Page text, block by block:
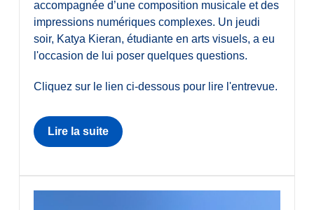
accompagnée d’une composition musicale et des
impressions numériques complexes. Un jeudi
soir, Katya Kieran, étudiante en arts visuels, a eu
l'occasion de lui poser quelques questions.
Cliquez sur le lien ci-dessous pour lire l'entrevue.
Lire la suite